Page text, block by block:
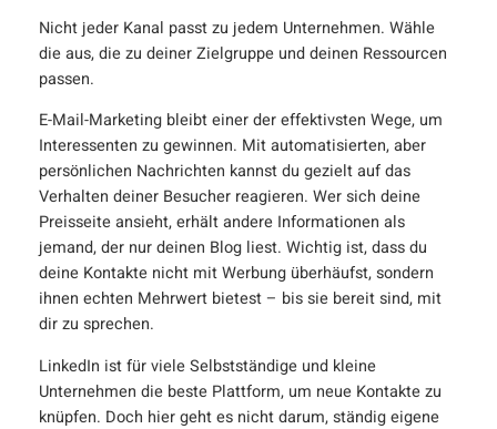
Nicht jeder Kanal passt zu jedem Unternehmen. Wähle
die aus, die zu deiner Zielgruppe und deinen Ressourcen
passen.
E-Mail-Marketing bleibt einer der effektivsten Wege, um
Interessenten zu gewinnen. Mit automatisierten, aber
persönlichen Nachrichten kannst du gezielt auf das
Verhalten deiner Besucher reagieren. Wer sich deine
Preisseite ansieht, erhält andere Informationen als
jemand, der nur deinen Blog liest. Wichtig ist, dass du
deine Kontakte nicht mit Werbung überhäufst, sondern
ihnen echten Mehrwert bietest – bis sie bereit sind, mit
dir zu sprechen.
LinkedIn ist für viele Selbstständige und kleine
Unternehmen die beste Plattform, um neue Kontakte zu
knüpfen. Doch hier geht es nicht darum, ständig eigene